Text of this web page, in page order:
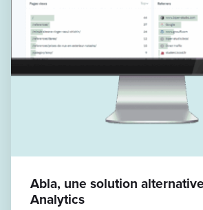
Abla, une solution
Analytics